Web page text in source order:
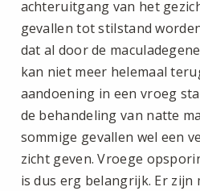
achteruitgang van het
gevallen tot stilstand
dat al door de
kan niet meer helemaal
aandoening in een vroeg
de behandeling van natte
sommige gevallen wel een
zicht geven. Vroege
is dus erg belangrijk. Er zijn